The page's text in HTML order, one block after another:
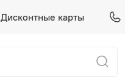
Дисконтные карты